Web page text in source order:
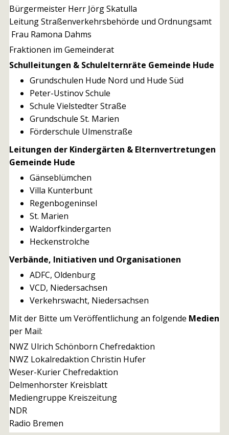
Bürgermeister Herr Jörg Skatulla
Leitung Straßenverkehrsbehörde und Ordnungsamt
Frau Ramona Dahms
Fraktionen im Gemeinderat
Schulleitungen & Schulelternräte Gemeinde Hude
Grundschulen Hude Nord und Hude Süd
Peter-Ustinov Schule
Schule Vielstedter Straße
Grundschule St. Marien
Förderschule Ulmenstraße
Leitungen der Kindergärten & Elternvertretungen
Gemeinde Hude
Gänseblümchen
Villa Kunterbunt
Regenbogeninsel
St. Marien
Waldorfkindergarten
Heckenstrolche
Verbände, Initiativen und Organisationen
ADFC, Oldenburg
VCD, Niedersachsen
Verkehrswacht, Niedersachsen
Mit der Bitte um Veröffentlichung an folgende Medien
per Mail:
NWZ Ulrich Schönborn Chefredaktion
NWZ Lokalredaktion Christin Hufer
Weser-Kurier Chefredaktion
Delmenhorster Kreisblatt
Mediengruppe Kreiszeitung
NDR
Radio Bremen